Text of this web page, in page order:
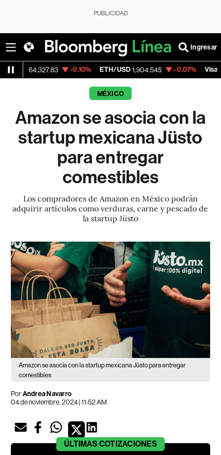
PUBLICIDAD
Ingresar
-0.10% ETH/USD 1,904.545 -0.07% Visa 370.47
MÉXICO
Amazon se asocia con la
startup mexicana Jüsto
para entregar
comestibles
Los compradores de Amazon en México podrán
adquirir artículos como verduras, carne y pescado de
la startup Jüsto
Amazon se asocia con la startup mexicana Jüsto para entregar
comestibles
PorAndrea Navarro
04 de noviembre, 2024 | 11:52 AM
ÚLTIMAS COTIZACIONES